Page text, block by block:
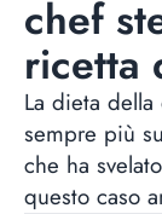
chef
ricetta
La dieta
sempre più
che ha
questo caso